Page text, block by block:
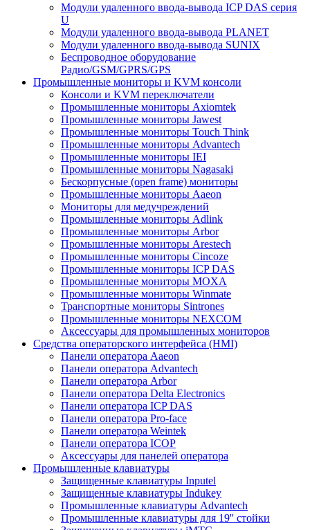
Модули удаленного ввода-вывода ICP DAS серия
U
Модули удаленного ввода-вывода PLANET
Модули удаленного ввода-вывода SUNIX
Беспроводное оборудование
Радио/GSM/GPRS/GPS
Промышленные мониторы и KVM консоли
Консоли и KVM переключатели
Промышленные мониторы Axiomtek
Промышленные мониторы Jawest
Промышленные мониторы Touch Think
Промышленные мониторы Advantech
Промышленные мониторы IEI
Промышленные мониторы Nagasaki
Бескорпусные (open frame) мониторы
Промышленные мониторы Aaeon
Мониторы для медучреждений
Промышленные мониторы Adlink
Промышленные мониторы Arbor
Промышленные мониторы Arestech
Промышленные мониторы Cincoze
Промышленные мониторы ICP DAS
Промышленные мониторы MOXA
Промышленные мониторы Winmate
Транспортные мониторы Sintrones
Промышленные мониторы NEXCOM
Аксессуары для промышленных мониторов
Средства операторского интерфейса (HMI)
Панели оператора Aaeon
Панели оператора Advantech
Панели оператора Arbor
Панели оператора Delta Electronics
Панели оператора ICP DAS
Панели оператора Pro-face
Панели оператора Weintek
Панели оператора ICOP
Аксессуары для панелей оператора
Промышленные клавиатуры
Защищенные клавиатуры Inputel
Защищенные клавиатуры Indukey
Промышленные клавиатуры Advantech
Промышленные клавиатуры для 19'' стойки